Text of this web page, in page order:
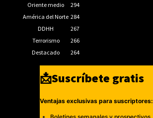
Oriente medio
294
América del Norte 284
DDHH
267
Terrorismo
266
Destacado
264
📩Suscríbete gratis
Ventajas exclusivas para suscriptores: